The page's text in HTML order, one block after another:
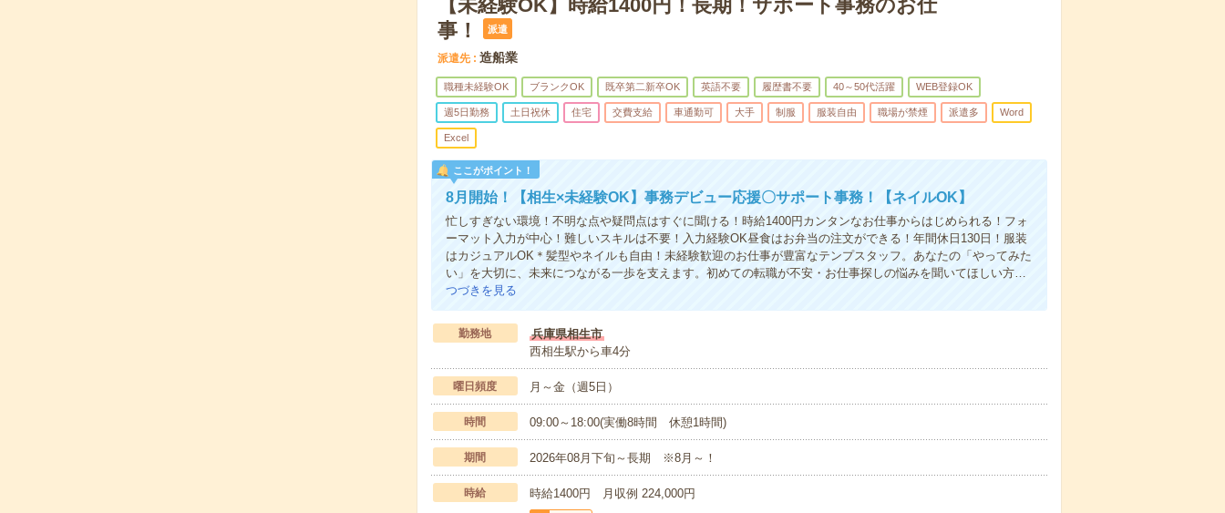
【未経験OK】時給1400円！長期！サポート事務のお仕
事！
派遣
派遣先 造船業
職種未経験OK ブランクOK 既卒第二新卒OK 英語不要 履歴書不要 40～50代活躍 WEB登録OK
週5日勤務 土日祝休 住宅 交費支給 車通勤可 大手 制服 服装自由 職場が禁煙 派遣多 Word
Excel
ここがポイント！
8月開始！【相生×未経験OK】事務デビュー応援〇サポート事務！【ネイルOK】
忙しすぎない環境！不明な点や疑問点はすぐに聞ける！時給1400円カンタンなお仕事からはじめられる！フォ
ーマット入力が中心！難しいスキルは不要！入力経験OK昼食はお弁当の注文ができる！年間休日130日！服装
はカジュアルOK＊髪型やネイルも自由！未経験歓迎のお仕事が豊富なテンプスタッフ。あなたの「やってみた
い」を大切に、未来につながる一歩を支えます。初めての転職が不安・お仕事探しの悩みを聞いてほしい方…
つづきを見る
勤務地
兵庫県相生市
西相生駅から車4分
曜日頻度 月～金（週5日）
時間 09:00～18:00(実働8時間 休憩1時間)
期間 2026年08月下旬～長期 ※8月～！
時給 時給1400円 月収例 224,000円